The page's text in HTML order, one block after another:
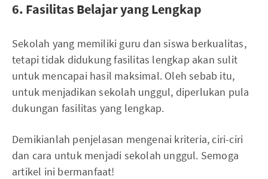
6. Fasilitas Belajar yang Lengkap
Sekolah yang memiliki guru dan siswa berkualitas,
tetapi tidak didukung fasilitas lengkap akan sulit
untuk mencapai hasil maksimal. Oleh sebab itu,
untuk menjadikan sekolah unggul, diperlukan pula
dukungan fasilitas yang lengkap.
Demikianlah penjelasan mengenai kriteria, ciri-ciri
dan cara untuk menjadi sekolah unggul. Semoga
artikel ini bermanfaat!